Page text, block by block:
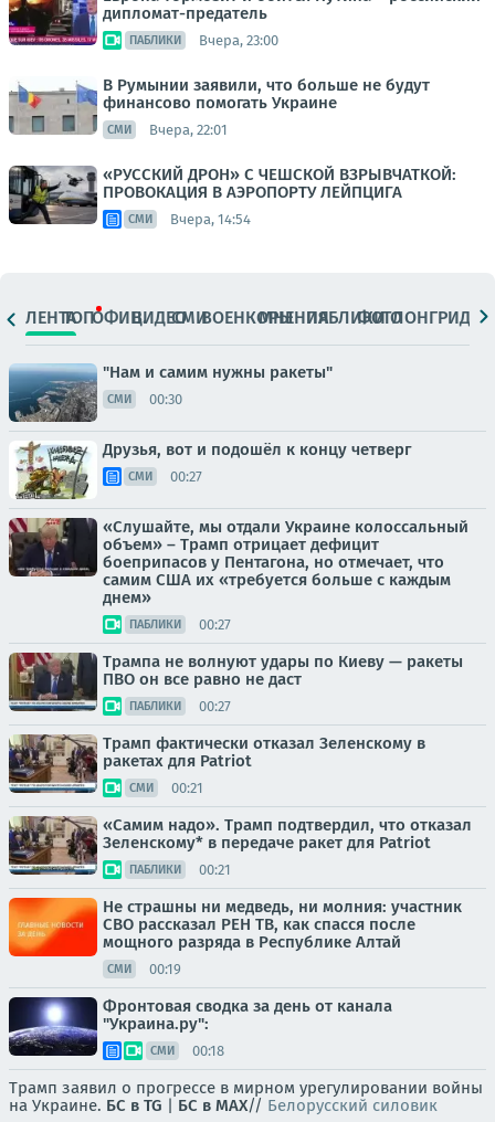
дипломат-предатель
ПАБЛИКИ Вчера, 23:00
В Румынии заявили, что больше не будут
финансово помогать Украине
СМИ Вчера, 22:01
«РУССКИЙ ДРОН» С ЧЕШСКОЙ ВЗРЫВЧАТКОЙ:
ПРОВОКАЦИЯ В АЭРОПОРТУ ЛЕЙПЦИГА
СМИ Вчера, 14:54
ЛЕНТАТОПОФИЦ.ВИДЕОСМИВОЕНКОРЫМНЕНИЯПАБЛИКИ
ФОТОЛОНГРИДЫ
"Нам и самим нужны ракеты"
СМИ 00:30
Друзья, вот и подошёл к концу четверг
СМИ 00:27
«Слушайте, мы отдали Украине колоссальный
объем» – Трамп отрицает дефицит
боеприпасов у Пентагона, но отмечает, что
самим США их «требуется больше с каждым
днем»
ПАБЛИКИ 00:27
Трампа не волнуют удары по Киеву — ракеты
ПВО он все равно не даст
ПАБЛИКИ 00:27
Трамп фактически отказал Зеленскому в
ракетах для Patriot
СМИ 00:21
«Самим надо». Трамп подтвердил, что отказал
Зеленскому* в передаче ракет для Patriot
ПАБЛИКИ 00:21
Не страшны ни медведь, ни молния: участник
СВО рассказал РЕН ТВ, как спасся после
мощного разряда в Республике Алтай
СМИ 00:19
Фронтовая сводка за день от канала
"Украина.ру":
СМИ 00:18
Трамп заявил о прогрессе в мирном урегулировании войны
на Украине. БС в TG | БС в МАХ// Белорусский силовик